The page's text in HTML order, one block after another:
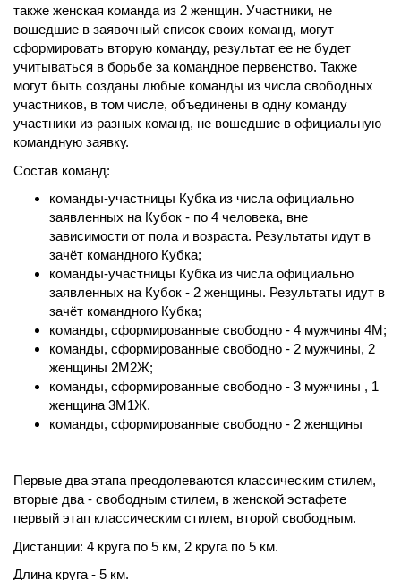
также женская команда из 2 женщин. Участники, не
вошедшие в заявочный список своих команд, могут
сформировать вторую команду, результат ее не будет
учитываться в борьбе за командное первенство. Также
могут быть созданы любые команды из числа свободных
участников, в том числе, объединены в одну команду
участники из разных команд, не вошедшие в официальную
командную заявку.
Состав команд:
команды-участницы Кубка из числа официально
заявленных на Кубок - по 4 человека, вне
зависимости от пола и возраста. Результаты идут в
зачёт командного Кубка;
команды-участницы Кубка из числа официально
заявленных на Кубок - 2 женщины. Результаты идут в
зачёт командного Кубка;
команды, сформированные свободно - 4 мужчины 4М;
команды, сформированные свободно - 2 мужчины, 2
женщины 2М2Ж;
команды, сформированные свободно - 3 мужчины , 1
женщина 3М1Ж.
команды, сформированные свободно - 2 женщины
Первые два этапа преодолеваются классическим стилем,
вторые два - свободным стилем, в женской эстафете
первый этап классическим стилем, второй свободным.
Дистанции: 4 круга по 5 км, 2 круга по 5 км.
Длина круга - 5 км.